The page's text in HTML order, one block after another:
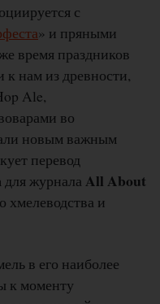
с
» и пряными
время праздников
нам из древности,
Ale,
во
новым важным
перевод
для журнала All About
хмелеводства и
в его наиболее
к моменту